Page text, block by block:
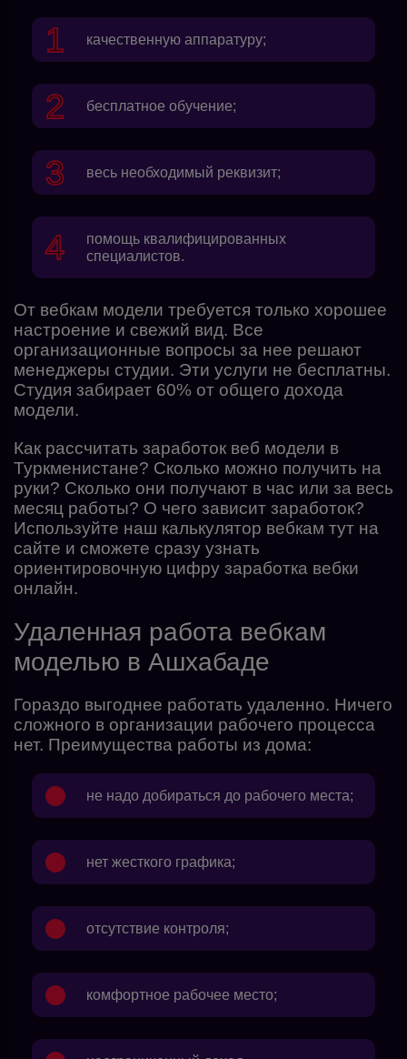
качественную аппаратуру;
бесплатное обучение;
весь необходимый реквизит;
помощь квалифицированных
специалистов.
От вебкам модели требуется только хорошее
настроение и свежий вид. Все
организационные вопросы за нее решают
менеджеры студии. Эти услуги не бесплатны.
Студия забирает 60% от общего дохода
модели.
Как рассчитать заработок веб модели в
Туркменистане? Сколько можно получить на
руки? Сколько они получают в час или за весь
месяц работы? О чего зависит заработок?
Используйте наш калькулятор вебкам тут на
сайте и сможете сразу узнать
ориентировочную цифру заработка вебки
онлайн.
Удаленная работа вебкам
моделью в Ашхабаде
Гораздо выгоднее работать удаленно. Ничего
сложного в организации рабочего процесса
нет. Преимущества работы из дома:
не надо добираться до рабочего места;
нет жесткого графика;
отсутствие контроля;
комфортное рабочее место;